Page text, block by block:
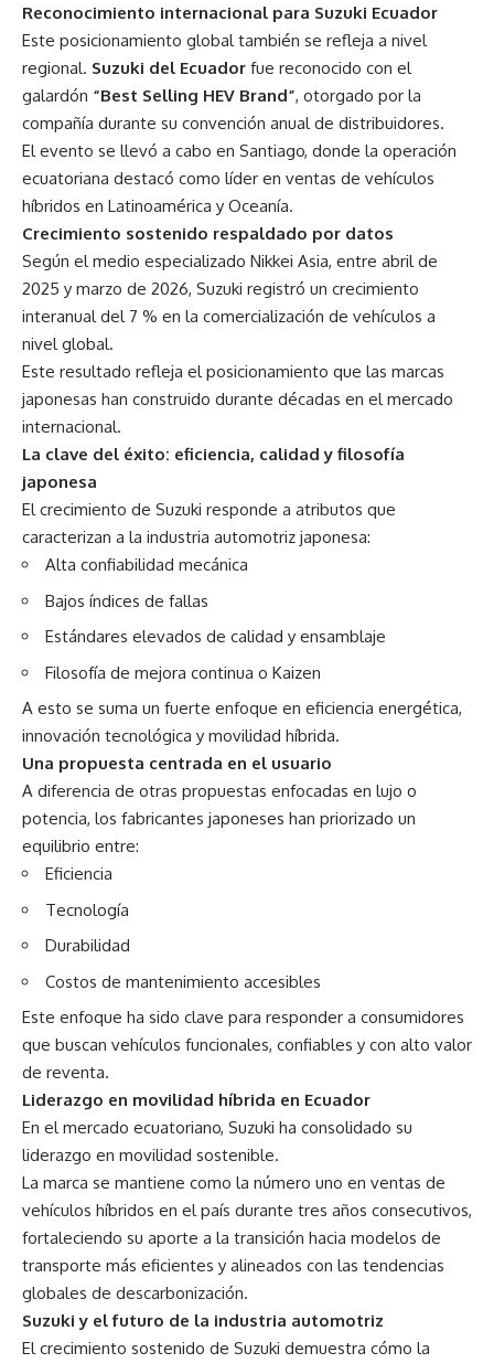
Reconocimiento internacional para Suzuki Ecuador
Este posicionamiento global también se refleja a nivel
regional. Suzuki del Ecuador fue reconocido con el
galardón “Best Selling HEV Brand”, otorgado por la
compañía durante su convención anual de distribuidores.
El evento se llevó a cabo en Santiago, donde la operación
ecuatoriana destacó como líder en ventas de vehículos
híbridos en Latinoamérica y Oceanía.
Crecimiento sostenido respaldado por datos
Según el medio especializado Nikkei Asia, entre abril de
2025 y marzo de 2026, Suzuki registró un crecimiento
interanual del 7 % en la comercialización de vehículos a
nivel global.
Este resultado refleja el posicionamiento que las marcas
japonesas han construido durante décadas en el mercado
internacional.
La clave del éxito: eficiencia, calidad y filosofía
japonesa
El crecimiento de Suzuki responde a atributos que
caracterizan a la industria automotriz japonesa:
Alta confiabilidad mecánica
Bajos índices de fallas
Estándares elevados de calidad y ensamblaje
Filosofía de mejora continua o Kaizen
A esto se suma un fuerte enfoque en eficiencia energética,
innovación tecnológica y movilidad híbrida.
Una propuesta centrada en el usuario
A diferencia de otras propuestas enfocadas en lujo o
potencia, los fabricantes japoneses han priorizado un
equilibrio entre:
Eficiencia
Tecnología
Durabilidad
Costos de mantenimiento accesibles
Este enfoque ha sido clave para responder a consumidores
que buscan vehículos funcionales, confiables y con alto valor
de reventa.
Liderazgo en movilidad híbrida en Ecuador
En el mercado ecuatoriano, Suzuki ha consolidado su
liderazgo en movilidad sostenible.
La marca se mantiene como la número uno en ventas de
vehículos híbridos en el país durante tres años consecutivos,
fortaleciendo su aporte a la transición hacia modelos de
transporte más eficientes y alineados con las tendencias
globales de descarbonización.
Suzuki y el futuro de la industria automotriz
El crecimiento sostenido de Suzuki demuestra cómo la